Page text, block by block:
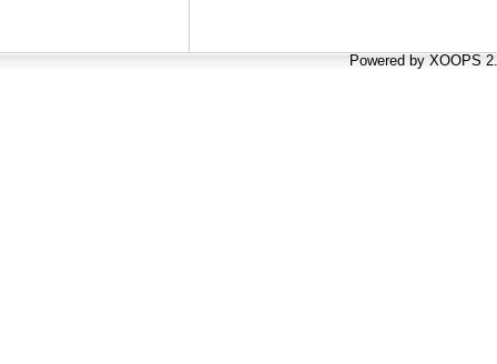
Powered by XOOPS